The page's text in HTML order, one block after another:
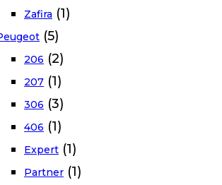
Zafira (1)
(5)
206 (2)
207 (1)
306 (3)
406 (1)
Expert (1)
Partner (1)